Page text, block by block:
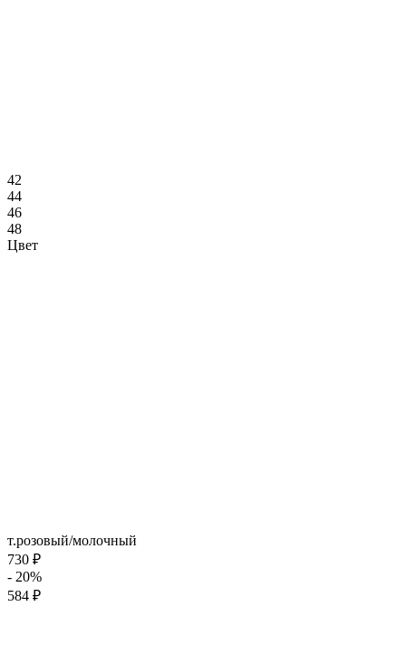
42
44
46
48
Цвет
т.розовый/молочный
730 ₽
- 20%
584 ₽